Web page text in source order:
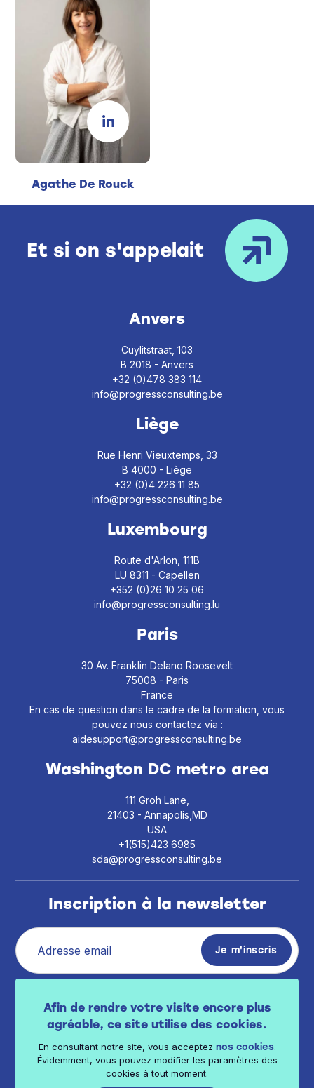
Agathe De Rouck
Et si on s'appelait
Anvers
Cuylitstraat, 103
B 2018 - Anvers
+32 (0)478 383 114
info@progressconsulting.be
Liège
Rue Henri Vieuxtemps, 33
B 4000 - Liège
+32 (0)4 226 11 85
info@progressconsulting.be
Luxembourg
Route d'Arlon, 111B
LU 8311 - Capellen
+352 (0)26 10 25 06
info@progressconsulting.lu
Paris
30 Av. Franklin Delano Roosevelt
75008 - Paris
France
En cas de question dans le cadre de la formation, vous
pouvez nous contactez via :
aidesupport@progressconsulting.be
Washington DC metro area
111 Groh Lane,
21403 - Annapolis,MD
USA
+1(515)423 6985
sda@progressconsulting.be
Inscription à la newsletter
privée disponible ici.
Afin de rendre votre visite encore plus
agréable, ce site utilise des cookies.
En consultant notre site, vous acceptez nos cookies.
Évidemment, vous pouvez modifier les paramètres des
cookies à tout moment.